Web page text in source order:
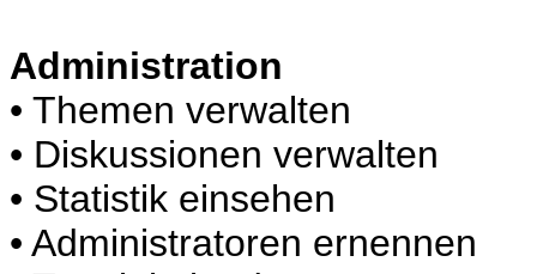
Administration
• Themen verwalten
• Diskussionen verwalten
• Statistik einsehen
• Administratoren ernennen